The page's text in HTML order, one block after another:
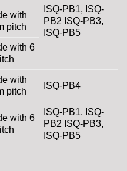
ISQ-PB1, ISQ-
PB2 ISQ-PB3,
ISQ-PB5
with
pitch
with 6
with
pitch
ISQ-PB4
with 6
ISQ-PB1, ISQ-
PB2 ISQ-PB3,
ISQ-PB5